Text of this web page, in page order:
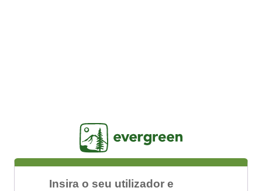
Insira o seu utilizador e